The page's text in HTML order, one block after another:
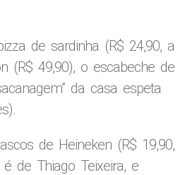
de sardinha (R$ 24,90, a
(R$ 49,90), o escabeche de
da casa espeta
de Heineken (R$ 19,90,
de Thiago Teixeira, e